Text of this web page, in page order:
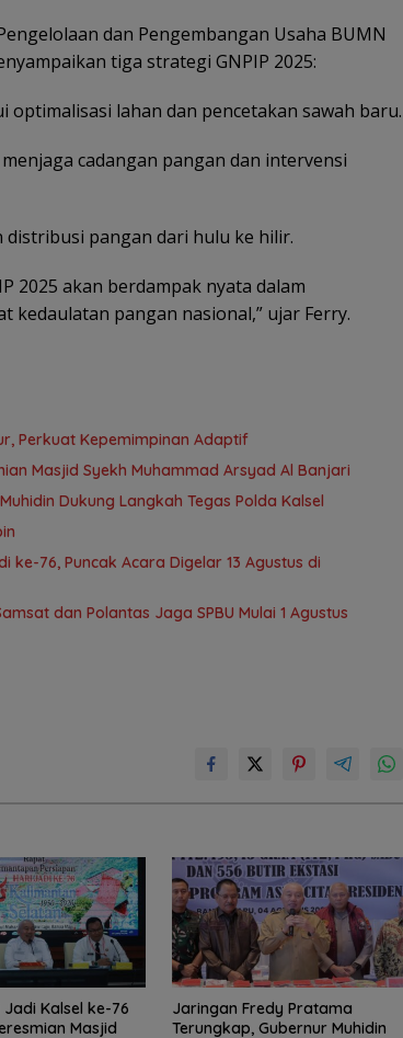
dan Pengembangan Usaha BUMN
tiga strategi GNPIP 2025:
optimalisasi lahan dan pencetakan sawah baru.
cadangan pangan dan intervensi
pangan dari hulu ke hilir.
2025 akan berdampak nyata dalam
kedaulatan pangan nasional,” ujar Ferry.
Perkuat Kepemimpinan Adaptif
Masjid Syekh Muhammad Arsyad Al Banjari
Dukung Langkah Tegas Polda Kalsel
76, Puncak Acara Digelar 13 Agustus di
dan Polantas Jaga SPBU Mulai 1 Agustus
Jadi Kalsel ke-76
Masjid
Jaringan Fredy Pratama
Terungkap, Gubernur Muhidin